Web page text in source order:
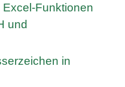
Funktionen
und
in